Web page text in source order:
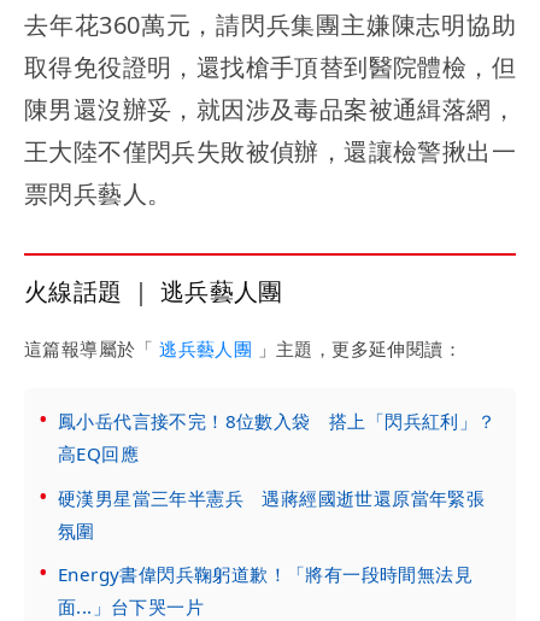
去年花360萬元，請閃兵集團主嫌陳志明協助
取得免役證明，還找槍手頂替到醫院體檢，但
陳男還沒辦妥，就因涉及毒品案被通緝落網，
王大陸不僅閃兵失敗被偵辦，還讓檢警揪出一
票閃兵藝人。
火線話題 ｜ 逃兵藝人團
這篇報導屬於「逃兵藝人團 」主題，更多延伸閱讀：
鳳小岳代言接不完！8位數入袋 搭上「閃兵紅利」？
高EQ回應
硬漢男星當三年半憲兵 遇蔣經國逝世還原當年緊張
氛圍
Energy書偉閃兵鞠躬道歉！「將有一段時間無法見
面...」台下哭一片